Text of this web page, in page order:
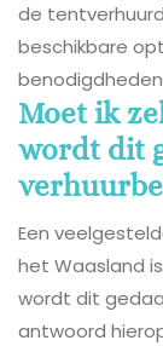
de
beschikbare
Moet ik
wordt dit
Een
het Waasland
wordt dit
antwoord